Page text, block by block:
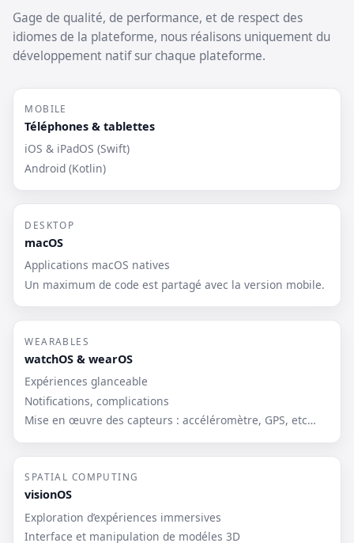
Gage de qualité, de performance, et de respect des
idiomes de la plateforme, nous réalisons uniquement du
développement natif sur chaque plateforme.
MOBILE
Téléphones & tablettes
iOS & iPadOS (Swift)
Android (Kotlin)
DESKTOP
macOS
Applications macOS natives
Un maximum de code est partagé avec la version mobile.
WEARABLES
watchOS & wearOS
Expériences glanceable
Notifications, complications
Mise en œuvre des capteurs : accéléromètre, GPS, etc…
SPATIAL COMPUTING
visionOS
Exploration d’expériences immersives
Interface et manipulation de modéles 3D